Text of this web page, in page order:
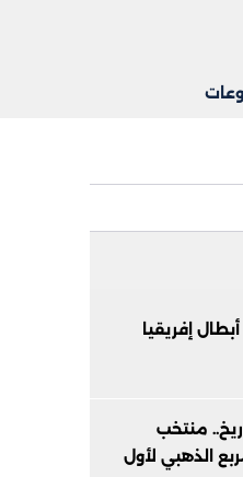
إفريقيا
منتخب
الذهبي لأول